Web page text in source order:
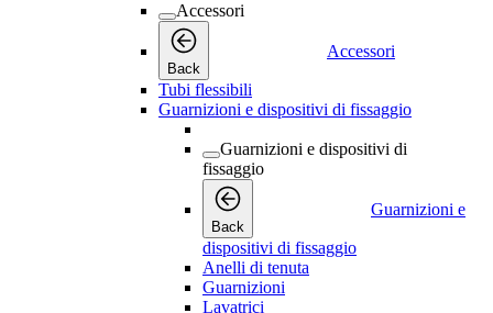
Accessori
Back
Accessori
Tubi flessibili
Guarnizioni e dispositivi di fissaggio
Guarnizioni e dispositivi di
fissaggio
Back
Guarnizioni e
dispositivi di fissaggio
Anelli di tenuta
Guarnizioni
Lavatrici